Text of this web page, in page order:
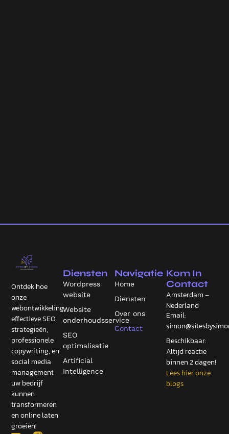
Ontdek hoe
onze
webontwikkeling,
effectieve SEO
strategieën,
professionele
copywriting, en
social media
management
uw bedrijf
kunnen
transformeren
en online laten
groeien!
Diensten
Wordpress
website
Website
onderhoudsservice
SEO
optimalisatie
Artificial
Intelligence
Navigatie
Home
Diensten
Over ons
Contact
Kom In
Contact
Amsterdam –
Nederland
Email:
Beschikbaar:
Altijd reactie
binnen 2 dagen!
Lees hier onze
blogs